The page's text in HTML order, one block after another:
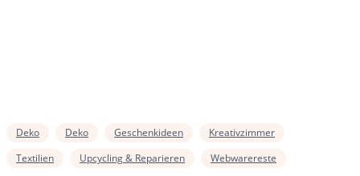
Deko Deko Geschenkideen
Kreativzimmer
Textilien
Upcycling & Reparieren Webwarereste